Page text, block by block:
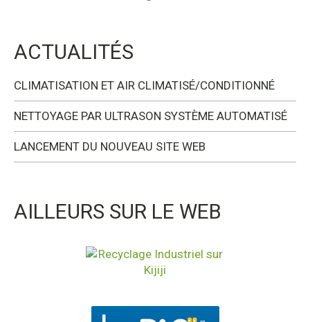
ACTUALITÉS
CLIMATISATION ET AIR CLIMATISÉ/CONDITIONNÉ
NETTOYAGE PAR ULTRASON SYSTÈME AUTOMATISÉ
LANCEMENT DU NOUVEAU SITE WEB
AILLEURS SUR LE WEB